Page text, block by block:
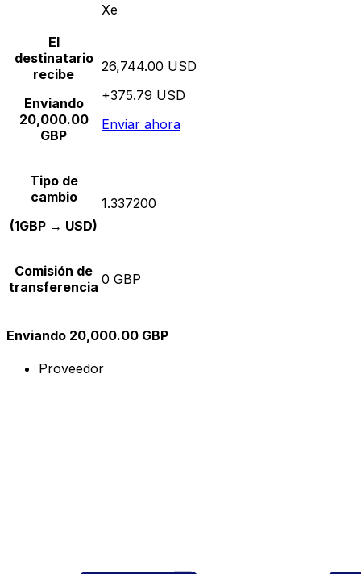
Xe
El
destinatario
recibe
Enviando
20,000.00
GBP
26,744.00 USD
+375.79 USD
Enviar ahora
Tipo de
cambio
(1GBP → USD)
1.337200
Comisión de
transferencia 0 GBP
Enviando 20,000.00 GBP
Proveedor